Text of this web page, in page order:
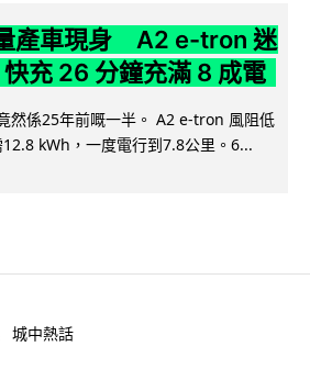
產車現身 A2 e-tron 迷
充 26 分鐘充滿 8 成電
然係25年前嘅一半。 A2 e-tron 風阻低
kWh，一度電行到7.8公里。6...
城中熱話